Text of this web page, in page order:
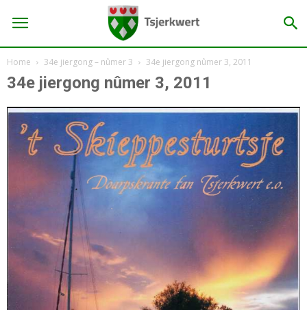
Home 34e jiergong – nûmer 3 34e jiergong nûmer 3, 2011
34e jiergong nûmer 3, 2011